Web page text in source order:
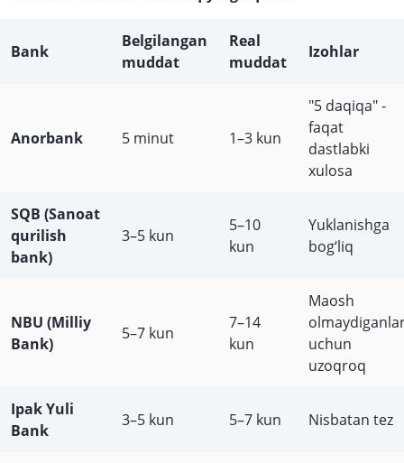
Bank
Belgilangan
muddat
Real
muddat
Izohlar
Anorbank 5 minut 1–3 kun
"5 daqiqa" -
faqat
dastlabki
xulosa
SQB (Sanoat
qurilish
bank)
3–5 kun
5–10
kun
Yuklanishga
bog‘liq
NBU (Milliy
Bank)
5–7 kun
7–14
kun
Maosh
uchun
uzoqroq
Ipak Yuli
Bank
3–5 kun 5–7 kun Nisbatan tez